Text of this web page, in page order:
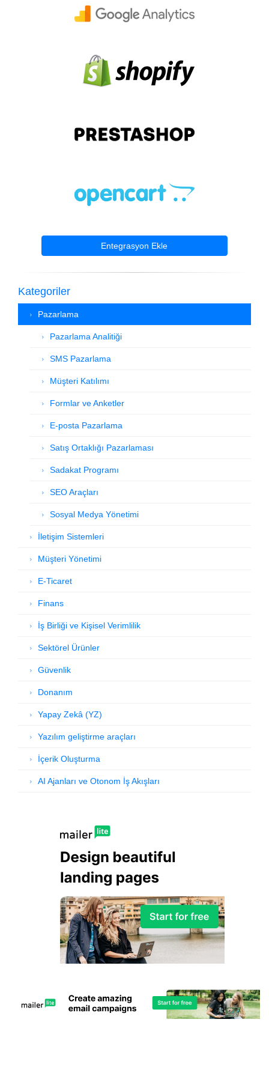
Entegrasyon Ekle
Kategoriler
Pazarlama
Pazarlama Analitiği
SMS Pazarlama
Müşteri Katılımı
Formlar ve Anketler
E-posta Pazarlama
Satış Ortaklığı Pazarlaması
Sadakat Programı
SEO Araçları
Sosyal Medya Yönetimi
İletişim Sistemleri
Müşteri Yönetimi
E-Ticaret
Finans
İş Birliği ve Kişisel Verimlilik
Sektörel Ürünler
Güvenlik
Donanım
Yapay Zekâ (YZ)
Yazılım geliştirme araçları
İçerik Oluşturma
AI Ajanları ve Otonom İş Akışları